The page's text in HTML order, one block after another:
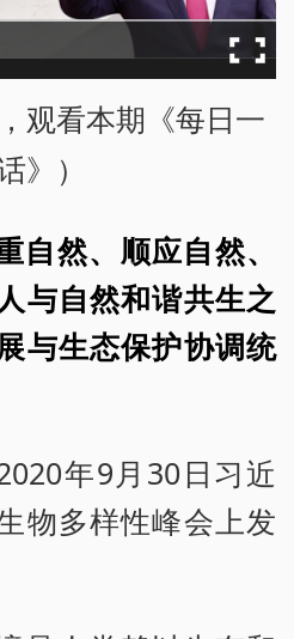
观看本期《每日一
》）
自然、顺应自然、
与自然和谐共生之
与生态保护协调统
年9月30日习近
物多样性峰会上发